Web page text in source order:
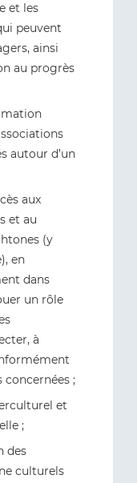
et les
peuvent
ainsi
au progrès
autour d’un
aux
et au
(y
en
dans
un rôle
à
concernées ;
et
;
des
culturels